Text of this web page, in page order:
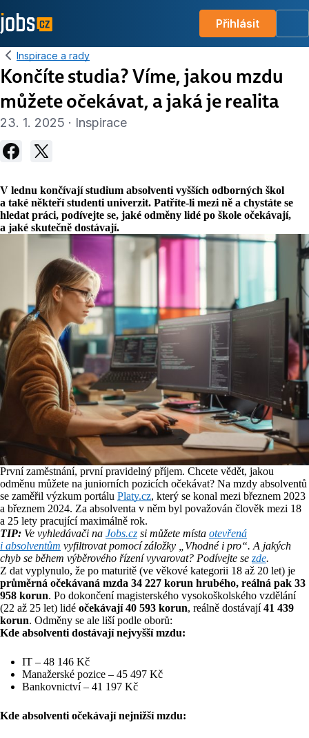
Přihlásit
Inspirace a rady
Končíte studia? Víme, jakou mzdu
můžete očekávat, a jaká je realita
23. 1. 2025 · Inspirace
V lednu končívají studium absolventi vyšších odborných škol
a také někteří studenti univerzit. Patříte-li mezi ně a chystáte se
hledat práci, podívejte se, jaké odměny lidé po škole očekávají,
a jaké skutečně dostávají.
První zaměstnání, první pravidelný příjem. Chcete vědět, jakou
odměnu můžete na juniorních pozicích očekávat? Na mzdy absolventů
se zaměřil výzkum portálu Platy.cz, který se konal mezi březnem 2023
a březnem 2024. Za absolventa v něm byl považován člověk mezi 18
a 25 lety pracující maximálně rok.
TIP: Ve vyhledávači na Jobs.cz si můžete místa otevřená
i absolventům vyfiltrovat pomocí záložky „Vhodné i pro“. A jakých
chyb se během výběrového řízení vyvarovat? Podívejte se zde.
Z dat vyplynulo, že po maturitě (ve věkové kategorii 18 až 20 let) je
průměrná očekávaná mzda 34 227 korun hrubého, reálná pak 33
958 korun. Po dokončení magisterského vysokoškolského vzdělání
(22 až 25 let) lidé očekávají 40 593 korun, reálně dostávají41 439
korun. Odměny se ale liší podle oborů:
Kde absolventi dostávají nejvyšší mzdu:
IT – 48 146 Kč
Manažerské pozice – 45 497 Kč
Bankovnictví – 41 197 Kč
Kde absolventi očekávají nejnižší mzdu: